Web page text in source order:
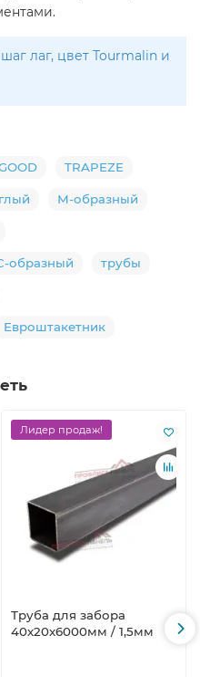
лаг, цвет Tourmalin и
TRAPEZE
М-образный
образный трубы
Евроштакетник
Лидер продаж!
Труба для забора
40х20x6000мм / 1,5мм